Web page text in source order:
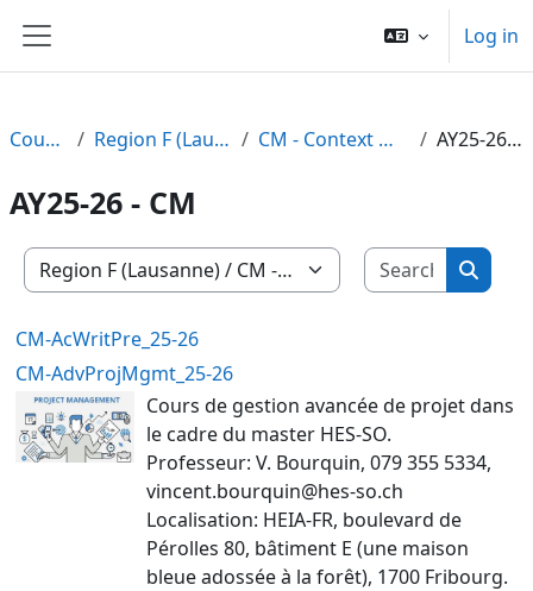
Side panel
Log in
Courses Region F (Lausanne) CM - Context Modules AY25-26 - CM
AY25-26 - CM
Course categories
Search
CM-AcWritPre_25-26
CM-AdvProjMgmt_25-26
Cours de gestion avancée de projet dans
le cadre du master HES-SO.
Professeur: V. Bourquin, 079 355 5334,
vincent.bourquin@hes-so.ch
Localisation: HEIA-FR, boulevard de
Pérolles 80, bâtiment E (une maison
bleue adossée à la forêt), 1700 Fribourg.